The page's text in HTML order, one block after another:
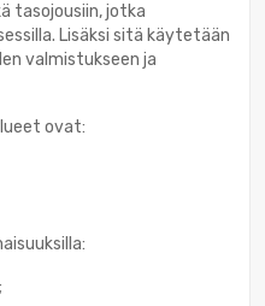
tasojousiin, jotka
Lisäksi sitä käytetään
valmistukseen ja
ovat: